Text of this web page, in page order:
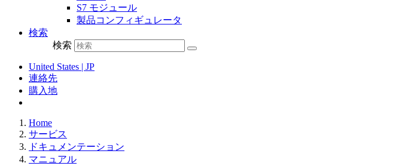
S7 モジュール
製品コンフィギュレータ
検索
検索
United States | JP
連絡先
購入地
Home
サービス
ドキュメンテーション
マニュアル